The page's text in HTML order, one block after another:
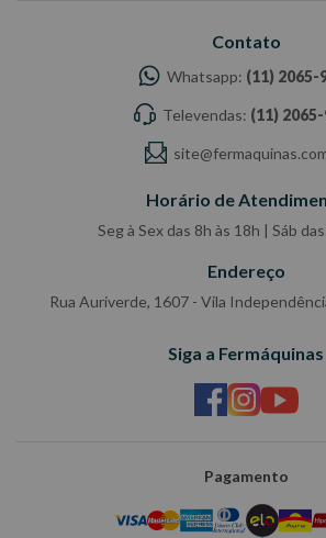
Contato
Whatsapp: (11) 2065-
Televendas: (11)
Horário de
Seg à Sex das 8h às 18h | Sáb
Endereço
Rua Auriverde, 1607 - Vila
Siga a Fermáquinas
Pagamento